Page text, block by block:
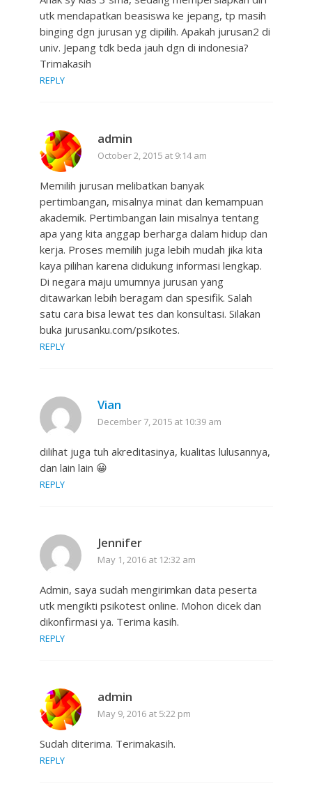
utk mendapatkan beasiswa ke jepang, tp masih
binging dgn jurusan yg dipilih. Apakah jurusan2 di
univ. Jepang tdk beda jauh dgn di indonesia?
Trimakasih
REPLY
admin
October 2, 2015 at 9:14 am
Memilih jurusan melibatkan banyak
pertimbangan, misalnya minat dan kemampuan
akademik. Pertimbangan lain misalnya tentang
apa yang kita anggap berharga dalam hidup dan
kerja. Proses memilih juga lebih mudah jika kita
kaya pilihan karena didukung informasi lengkap.
Di negara maju umumnya jurusan yang
ditawarkan lebih beragam dan spesifik. Salah
satu cara bisa lewat tes dan konsultasi. Silakan
buka jurusanku.com/psikotes.
REPLY
Vian
December 7, 2015 at 10:39 am
dilihat juga tuh akreditasinya, kualitas lulusannya,
dan lain lain 😀
REPLY
Jennifer
May 1, 2016 at 12:32 am
Admin, saya sudah mengirimkan data peserta
utk mengikti psikotest online. Mohon dicek dan
dikonfirmasi ya. Terima kasih.
REPLY
admin
May 9, 2016 at 5:22 pm
Sudah diterima. Terimakasih.
REPLY